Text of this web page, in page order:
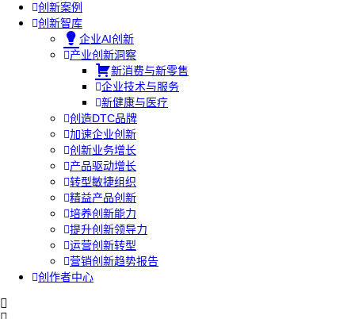
创新案例
创新智库
企业AI创新
产业创新洞察
新消费与新零售
企业技术与服务
新健康与医疗
创造DTC品牌
加速企业创新
创新业务增长
产品驱动增长
转型敏捷组织
精益产品创新
培养创新能力
提升创新领导力
运营创新转型
营销创新趋势报告
创作者中心